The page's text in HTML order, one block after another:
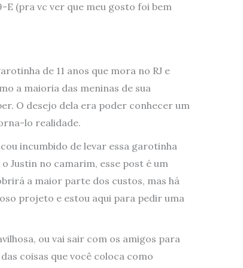
E (pra vc ver que meu gosto foi bem
de 11 anos que mora no RJ e
a maioria das meninas de sua
O desejo dela era poder conhecer um
lo realidade.
incumbido de levar essa garotinha
Justin no camarim, esse post é um
a maior parte dos custos, mas há
projeto e estou aqui para pedir uma
ou vai sair com os amigos para
coisas que você coloca como